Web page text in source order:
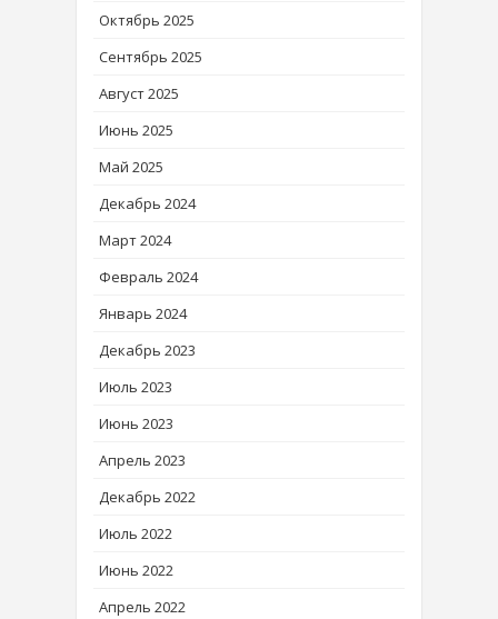
Октябрь 2025
Сентябрь 2025
Август 2025
Июнь 2025
Май 2025
Декабрь 2024
Март 2024
Февраль 2024
Январь 2024
Декабрь 2023
Июль 2023
Июнь 2023
Апрель 2023
Декабрь 2022
Июль 2022
Июнь 2022
Апрель 2022